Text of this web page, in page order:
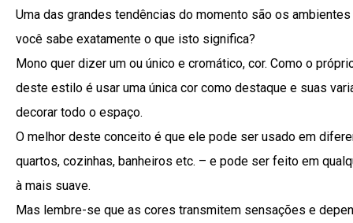
Uma das grandes tendências do momento são os
você sabe exatamente o que isto significa?
Mono quer dizer um ou único e cromático, cor. Como o
deste estilo é usar uma única cor como destaque e suas
decorar todo o espaço.
O melhor deste conceito é que ele pode ser usado em
quartos, cozinhas, banheiros etc. – e pode ser feito em
à mais suave.
Mas lembre-se que as cores transmitem sensações e